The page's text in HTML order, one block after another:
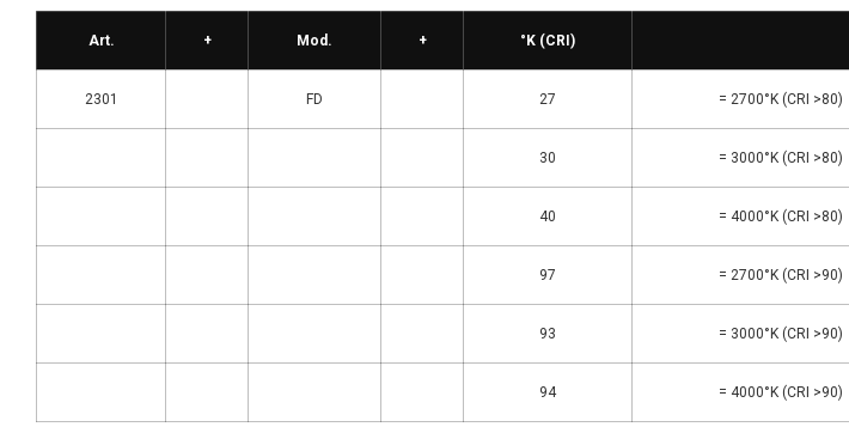
Art. + Mod. + °K (CRI)
2301 FD 27 = 2700°K (CRI >80)
30 = 3000°K (CRI >80)
40 = 4000°K (CRI >80)
97 = 2700°K (CRI >90)
93 = 3000°K (CRI >90)
94 = 4000°K (CRI >90)